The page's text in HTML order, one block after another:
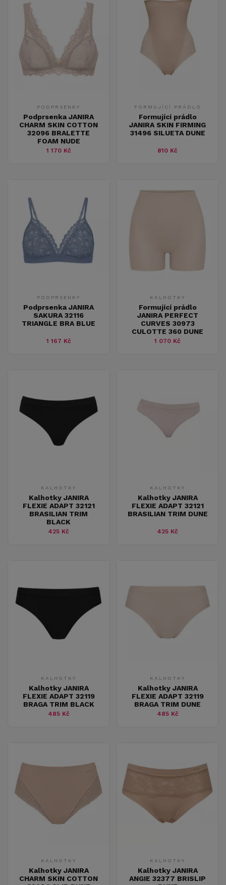
PODPRSENKY
Podprsenka JANIRA
CHARM SKIN COTTON
32096 BRALETTE
FOAM NUDE
1 170 Kč
FORMUJÍCÍ PRÁDLO
Formující prádlo
JANIRA SKIN FIRMING
31496 SILUETA DUNE
810 Kč
PODPRSENKY
Podprsenka JANIRA
SAKURA 32116
TRIANGLE BRA BLUE
1 167 Kč
KALHOTKY
Formující prádlo
JANIRA PERFECT
CURVES 30973
CULOTTE 360 DUNE
1 070 Kč
KALHOTKY
Kalhotky JANIRA
FLEXIE ADAPT 32121
BRASILIAN TRIM
BLACK
425 Kč
KALHOTKY
Kalhotky JANIRA
FLEXIE ADAPT 32121
BRASILIAN TRIM DUNE
425 Kč
KALHOTKY
Kalhotky JANIRA
FLEXIE ADAPT 32119
BRAGA TRIM BLACK
485 Kč
KALHOTKY
Kalhotky JANIRA
FLEXIE ADAPT 32119
BRAGA TRIM DUNE
485 Kč
KALHOTKY
Kalhotky JANIRA
CHARM SKIN COTTON
KALHOTKY
Kalhotky JANIRA
ANGIE 32377 BRISLIP